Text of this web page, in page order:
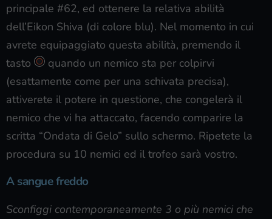
principale #62, ed ottenere la relativa abilità
dell’Eikon Shiva (di colore blu). Nel momento in cui
avrete equipaggiato questa abilità, premendo il
tasto
quando un nemico sta per colpirvi
(esattamente come per una schivata precisa),
attiverete il potere in questione, che congelerà il
nemico che vi ha attaccato, facendo comparire la
scritta “Ondata di Gelo” sullo schermo. Ripetete la
procedura su 10 nemici ed il trofeo sarà vostro.
A sangue freddo
Sconfiggi contemporaneamente 3 o più nemici che